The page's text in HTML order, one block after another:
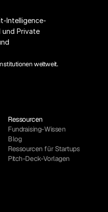
Intelligence-
Private
weltweit.
Ressourcen
Fundraising-Wissen
Blog
Ressourcen für Startups
Pitch-Deck-Vorlagen